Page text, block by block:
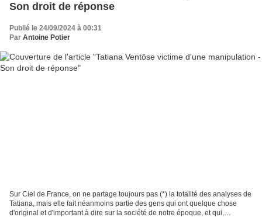
Son droit de réponse
Publié le 24/09/2024 à 00:31
Par Antoine Potier
Sur Ciel de France, on ne partage toujours pas (*) la totalité des analyses de
Tatiana, mais elle fait néanmoins partie des gens qui ont quelque chose
d'original et d'important à dire sur la société de notre époque, et qui,